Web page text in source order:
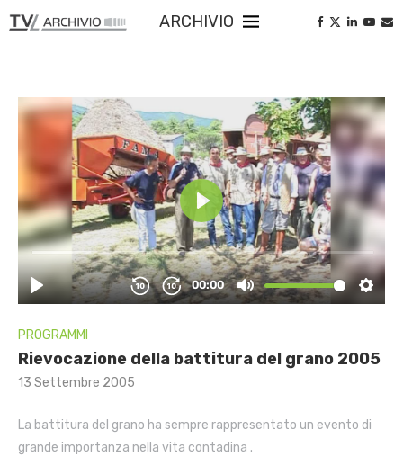
ARCHIVIO
PROGRAMMI
Rievocazione della battitura del grano 2005
13 Settembre 2005
La battitura del grano ha sempre rappresentato un evento di
grande importanza nella vita contadina .